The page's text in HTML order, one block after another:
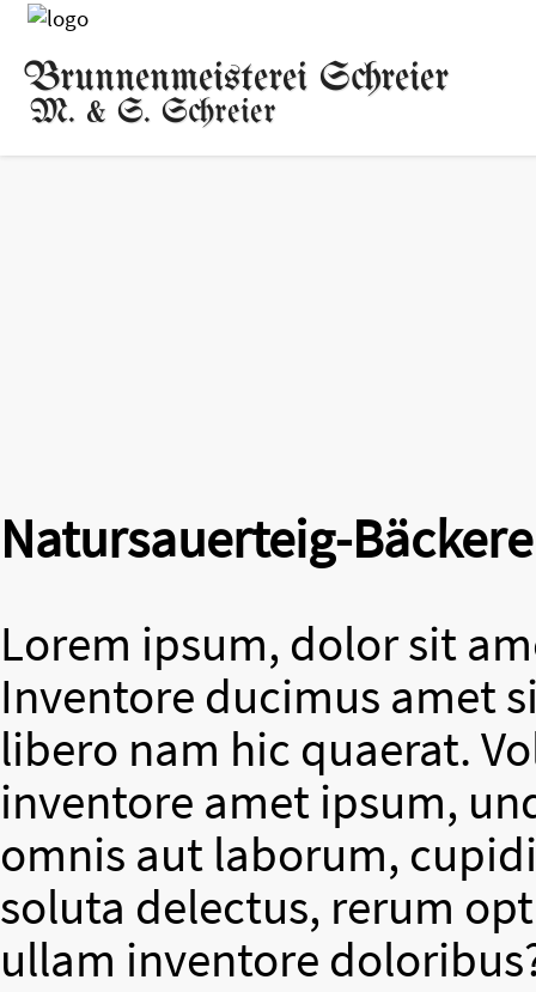
Brunnenmeisterei Schreier
M. & S. Schreier
Natursauerteig-
Lorem ipsum, dolor sit
Inventore ducimus amet
libero nam hic quaerat.
inventore amet ipsum,
omnis aut laborum,
soluta delectus, rerum
ullam inventore